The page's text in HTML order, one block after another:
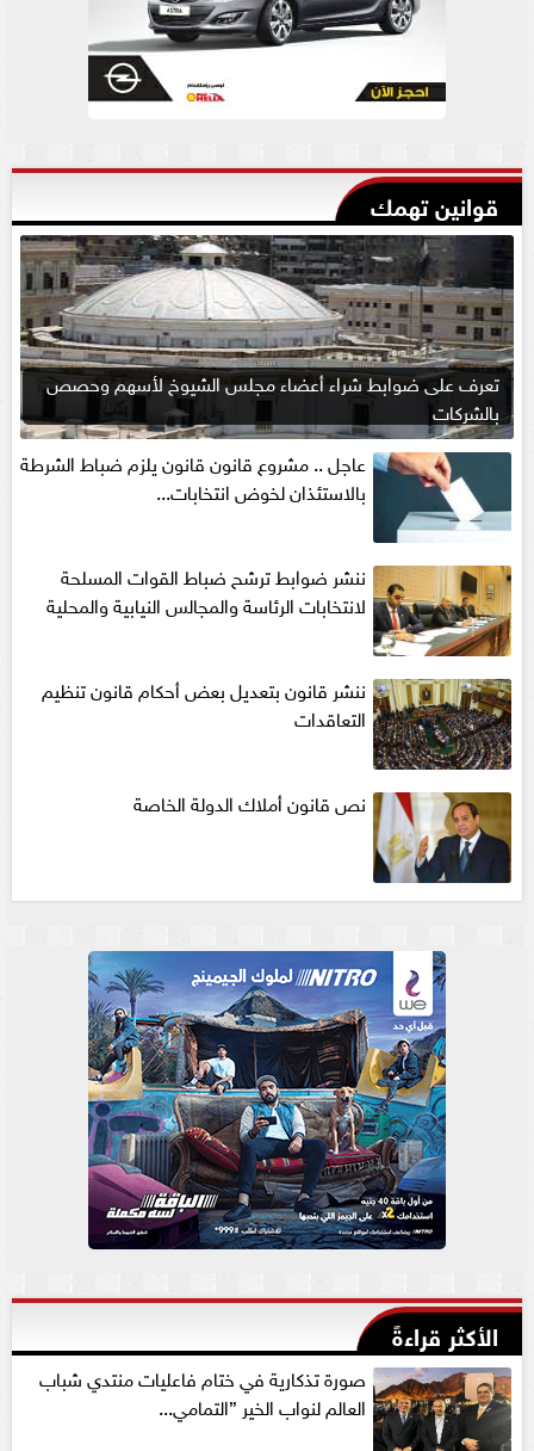
قوانين تهمك
تعرف على ضوابط شراء أعضاء مجلس الشيوخ لأسهم وحصص
بالشركات
عاجل .. مشروع قانون قانون يلزم ضباط الشرطة
بالاستئذان لخوض انتخابات...
ننشر ضوابط ترشح ضباط القوات المسلحة
لانتخابات الرئاسة والمجالس النيابية والمحلية‎
ننشر قانون بتعديل بعض أحكام قانون تنظيم
التعاقدات
نص قانون أملاك الدولة الخاصة
الأكثر قراءةً
صورة تذكارية في ختام فاعليات منتدي شباب
العالم لنواب الخير ”التمامي...